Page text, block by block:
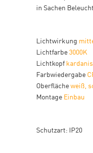
in Sachen
Lichtwirkung
Lichtfarbe3000K
Lichtkopf
Farbwiedergabe
Oberflächeweiß,
Montage Einbau
Schutzart: IP20